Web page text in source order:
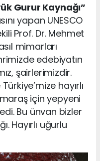
Gurur Kaynağı”
yapan UNESCO
Prof. Dr. Mehmet
mimarları
edebiyatın
şairlerimizdir.
hayırlı
için yepyeni
Bu ünvan bizler
Hayırlı uğurlu